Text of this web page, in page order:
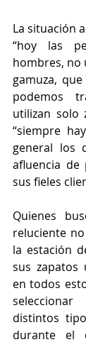
La situación
“hoy las
hombres, no
gamuza,
podemos
utilizan solo
“siempre
general los
afluencia de
sus fieles
Quienes
reluciente
la estación
sus zapatos
en todos
distintos
durante el